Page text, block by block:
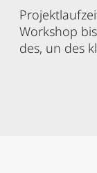
Workshop
des, un des